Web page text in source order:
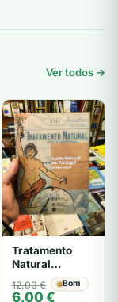
Ver todos →
Tratamento
Natural
(Physiopathia)
- Desconhecido
12,00€
O
6,00€
O
Bom